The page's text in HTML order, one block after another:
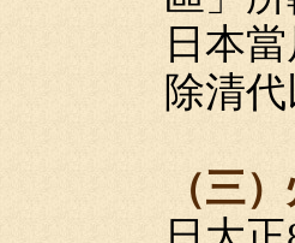
日本
除清
（三